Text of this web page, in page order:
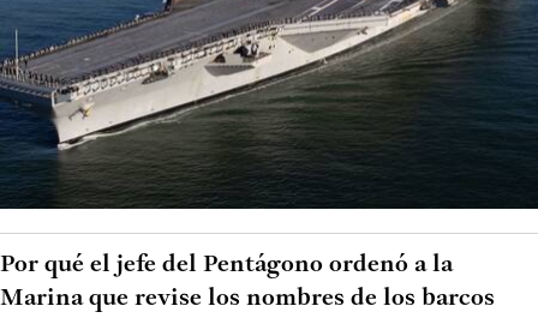
Por qué el jefe del Pentágono ordenó a la
Marina que revise los nombres de los barcos